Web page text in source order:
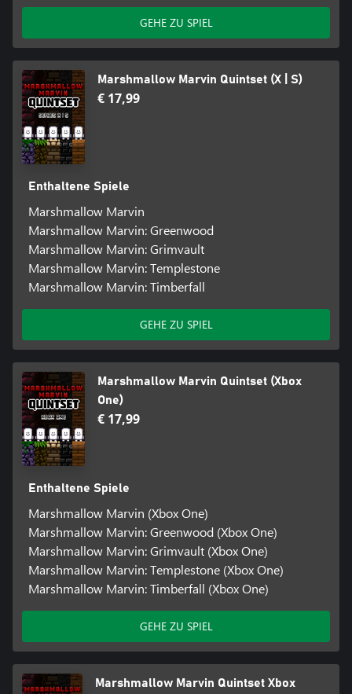
GEHE ZU SPIEL
Marshmallow Marvin Quintset (X | S)
€ 17,99
Enthaltene Spiele
Marshmallow Marvin
Marshmallow Marvin: Greenwood
Marshmallow Marvin: Grimvault
Marshmallow Marvin: Templestone
Marshmallow Marvin: Timberfall
GEHE ZU SPIEL
Marshmallow Marvin Quintset (Xbox
One)
€ 17,99
Enthaltene Spiele
Marshmallow Marvin (Xbox One)
Marshmallow Marvin: Greenwood (Xbox One)
Marshmallow Marvin: Grimvault (Xbox One)
Marshmallow Marvin: Templestone (Xbox One)
Marshmallow Marvin: Timberfall (Xbox One)
GEHE ZU SPIEL
Marshmallow Marvin Quintset Xbox